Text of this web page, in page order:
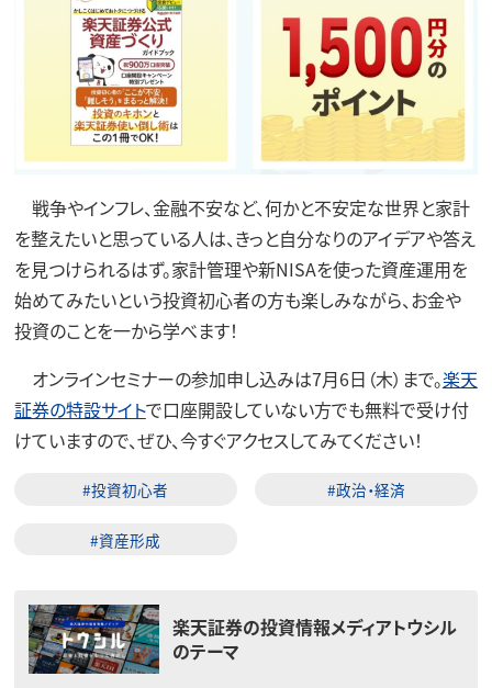
戦争やインフレ、金融不安など、何かと不安定な世界と家計
を整えたいと思っている人は、きっと自分なりのアイデアや答え
を見つけられるはず。家計管理や新NISAを使った資産運用を
始めてみたいという投資初心者の方も楽しみながら、お金や
投資のことを一から学べます！
オンラインセミナーの参加申し込みは7月6日（木）まで。楽天
証券の特設サイトで口座開設していない方でも無料で受け付
けていますので、ぜひ、今すぐアクセスしてみてください！
#投資初心者 #政治・経済
#資産形成
楽天証券の投資情報メディアトウシル
のテーマ